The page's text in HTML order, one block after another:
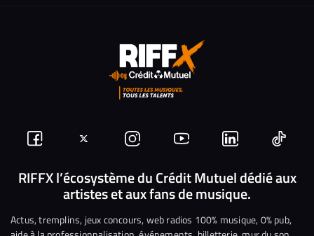
Suivez-
nous
Facebook
Suivez-
nous
sur
Twitter
Nous
rejoindre
sur
Instagram
Nous
rejoindre
sur
YouTube
Nous
rejoindre
sur
Linkedin
Nous
RIFFX l’écosystème du Crédit Mutuel dédié aux
artistes et aux fans de musique.
Actus, tremplins, jeux concours, web radios 100% musique, 0% pub,